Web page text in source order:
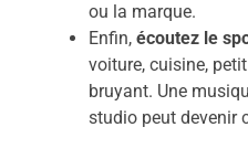
ou la marque.
Enfin, écoutez le
voiture, cuisine,
bruyant. Une
studio peut devenir